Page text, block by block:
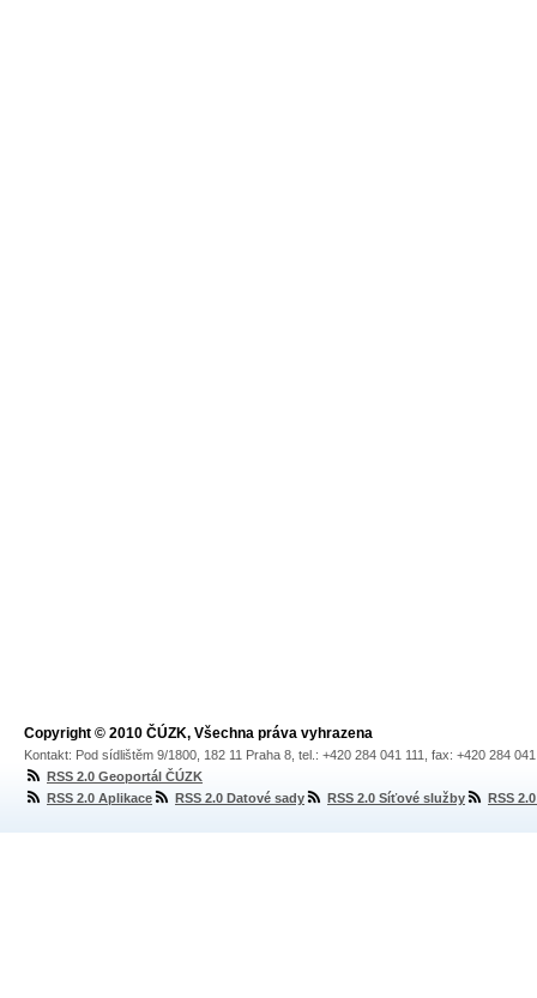
Copyright © 2010 ČÚZK, Všechna práva vyhrazena
Kontakt: Pod sídlištěm 9/1800, 182 11 Praha 8, tel.: +420 284 041 111, fax: +420 284
RSS 2.0 Geoportál ČÚZK
RSS 2.0 Aplikace
RSS 2.0 Datové sady RSS 2.0 Síťové služby RSS